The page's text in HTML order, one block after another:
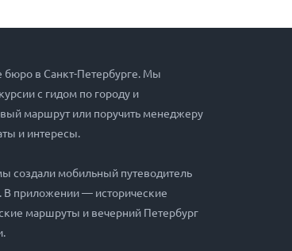
бюро в Санкт-Петербурге. Мы
с гидом по городу и
маршрут или поручить менеджеру
и интересы.
создали мобильный путеводитель
В приложении — исторические
маршруты и вечерний Петербург